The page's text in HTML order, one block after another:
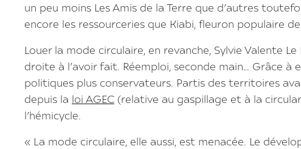
un peu moins Les Amis de la Terre que d’autres
encore les ressourceries que Kiabi, fleuron populaire
Louer la mode circulaire, en revanche, Sylvie Valente
droite à l’avoir fait. Réemploi, seconde main… Grâce
politiques plus conservateurs. Partis des territoires
depuis la loi AGEC (relative au gaspillage et à la
l’hémicycle.
« La mode circulaire, elle aussi, est menacée. Le